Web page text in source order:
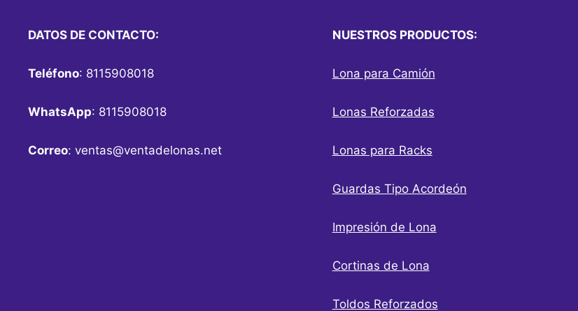
DATOS DE CONTACTO:
Teléfono: 8115908018
WhatsApp: 8115908018
Correo: ventas@ventadelonas.net
NUESTROS PRODUCTOS:
Lona para Camión
Lonas Reforzadas
Lonas para Racks
Guardas Tipo Acordeón
Impresión de Lona
Cortinas de Lona
Toldos Reforzados